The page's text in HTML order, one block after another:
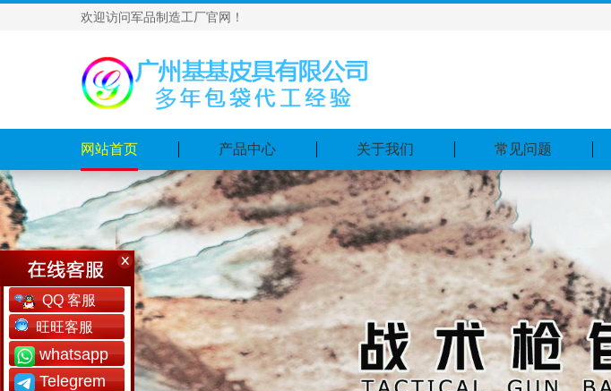
欢迎访问军品制造工厂官网！
网站首页 产品中心 关于我们 常见问题
QQ 客服
旺旺客服
whatsapp
Telegrem